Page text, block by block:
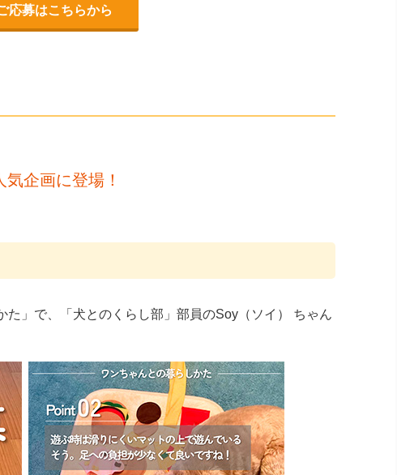
応募はこちらから
企画に登場！
」で、「犬とのくらし部」部員のSoy（ソイ） ちゃん